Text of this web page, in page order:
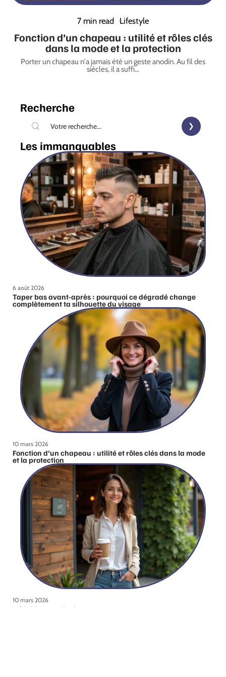
7 min read Lifestyle
Fonction d’un chapeau : utilité et rôles clés
dans la mode et la protection
Porter un chapeau n'a jamais été un geste anodin. Au fil des
siècles, il a suffi…
Recherche
Les immanquables
6 août 2026
Taper bas avant-après : pourquoi ce dégradé change
complètement ta silhouette du visage
10 mars 2026
Fonction d’un chapeau : utilité et rôles clés dans la mode
et la protection
10 mars 2026
Définition et principes d’une marque durable